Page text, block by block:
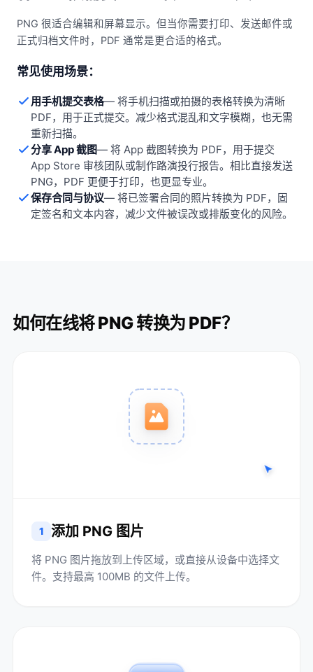
PNG 很适合编辑和屏幕显示。但当你需要打印、发送邮件或
正式归档文件时，PDF 通常是更合适的格式。
常见使用场景：
用手机提交表格— 将手机扫描或拍摄的表格转换为清晰
PDF，用于正式提交。减少格式混乱和文字模糊，也无需
重新扫描。
分享 App 截图— 将 App 截图转换为 PDF，用于提交
App Store 审核团队或制作路演投行报告。相比直接发送
PNG，PDF 更便于打印，也更显专业。
保存合同与协议— 将已签署合同的照片转换为 PDF，固
定签名和文本内容，减少文件被误改或排版变化的风险。
如何在线将 PNG 转换为 PDF？
1 添加 PNG 图片
将 PNG 图片拖放到上传区域，或直接从设备中选择文
件。支持最高 100MB 的文件上传。